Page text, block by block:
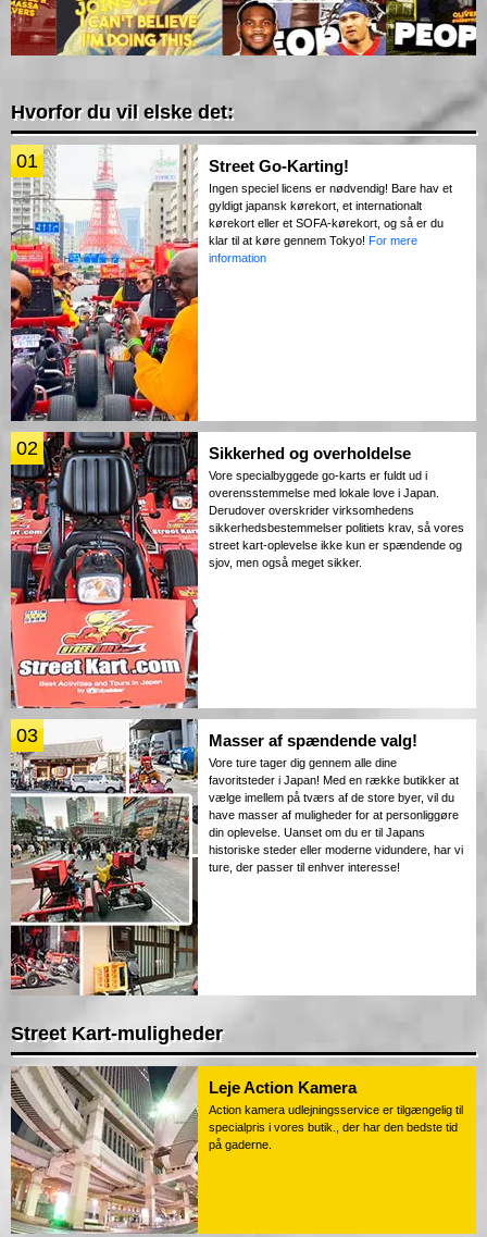
Hvorfor du vil elske det:
01 Street Go-Karting!
Ingen speciel licens er nødvendig! Bare hav et
gyldigt japansk kørekort, et internationalt
kørekort eller et SOFA-kørekort, og så er du
klar til at køre gennem Tokyo! For mere
information
02 Sikkerhed og overholdelse
Vore specialbyggede go-karts er fuldt ud i
overensstemmelse med lokale love i Japan.
Derudover overskrider virksomhedens
sikkerhedsbestemmelser politiets krav, så vores
street kart-oplevelse ikke kun er spændende og
sjov, men også meget sikker.
03 Masser af spændende valg!
Vore ture tager dig gennem alle dine
favoritsteder i Japan! Med en række butikker at
vælge imellem på tværs af de store byer, vil du
have masser af muligheder for at personliggøre
din oplevelse. Uanset om du er til Japans
historiske steder eller moderne vidundere, har vi
ture, der passer til enhver interesse!
Street Kart-muligheder
Leje Action Kamera
Action kamera udlejningsservice er tilgængelig til
specialpris i vores butik., der har den bedste tid
på gaderne.